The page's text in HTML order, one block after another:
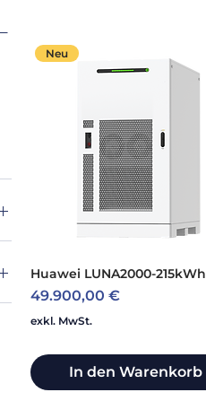
Neu
Huawei LUNA2000-215kWh
Preis
49.900,00 €
exkl. MwSt.
In den Warenkorb